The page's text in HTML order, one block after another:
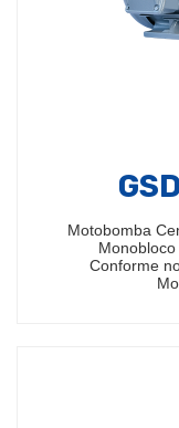
Motobomba
Conforme